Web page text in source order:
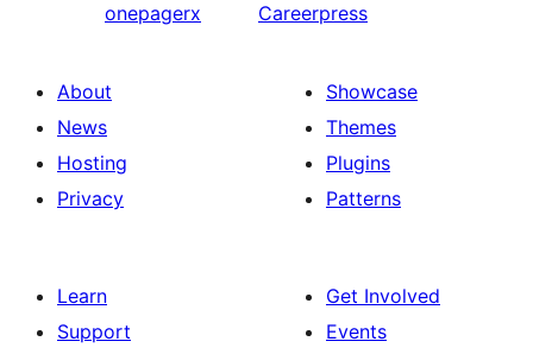
onepagerx
Careerpress
About
News
Hosting
Privacy
Showcase
Themes
Plugins
Patterns
Learn
Support
Get Involved
Events